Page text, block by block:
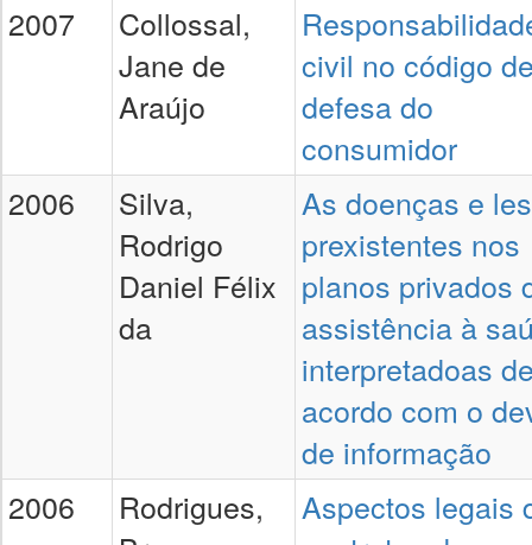
2007
Collossal,
Jane de
Araújo
civil no código
defesa do
consumidor
2006
Silva,
Rodrigo
Daniel Félix
da
As doenças e
prexistentes nos
planos privados
assistência à
interpretadoas
acordo com o
de informação
2006
Rodrigues,
Aspectos legais